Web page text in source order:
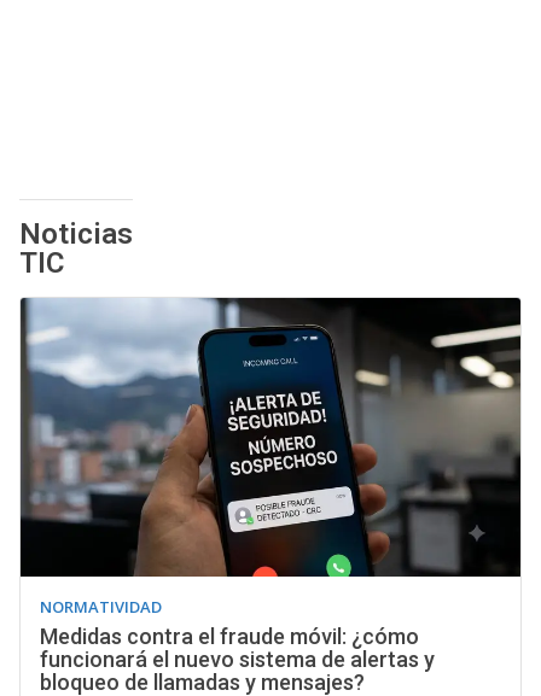
Noticias
TIC
NORMATIVIDAD
Medidas contra el fraude móvil: ¿cómo
funcionará el nuevo sistema de alertas y
bloqueo de llamadas y mensajes?